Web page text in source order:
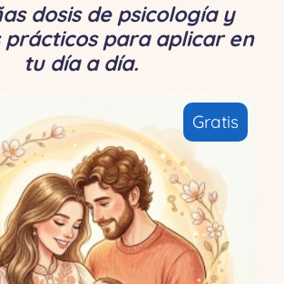
dosis de psicología y
prácticos para aplicar en
tu día a día.
Gratis